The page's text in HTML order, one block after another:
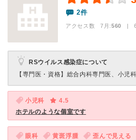
2件
アクセス数 7月:560 | 6
RSウイルス感染症について
【専門医・資格】 総合内科専門医、小児
小児科
4.5
ホテルのような個室です
眼科 黄斑浮腫 歪んで見える